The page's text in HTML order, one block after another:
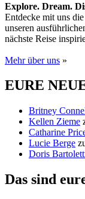
Explore. Dream.
Entdecke mit uns
unseren
nächste Reise
Mehr über uns »
EURE
Britney
Kellen Zieme
Catharine
Lucie Berge
Doris
Das sind